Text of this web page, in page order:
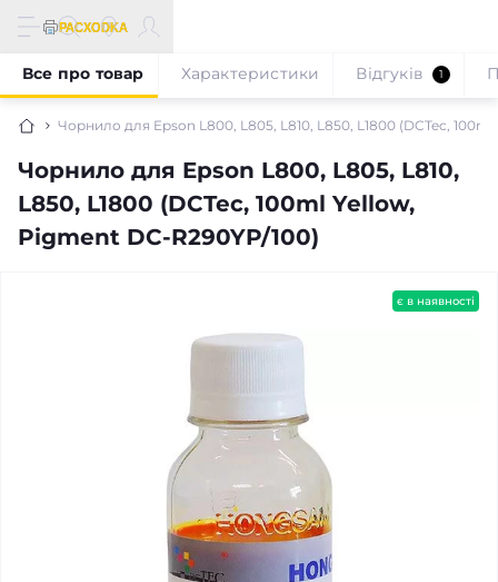
Чорнило для Epson L800, L805, L810, L850, L1800 (DCTec,
Чорнило для Epson L800, L805, L810,
L850, L1800 (DCTec, 100ml Yellow,
Pigment DC-R290YP/100)
Все про товар Характеристики Відгуків 1
є в наявності